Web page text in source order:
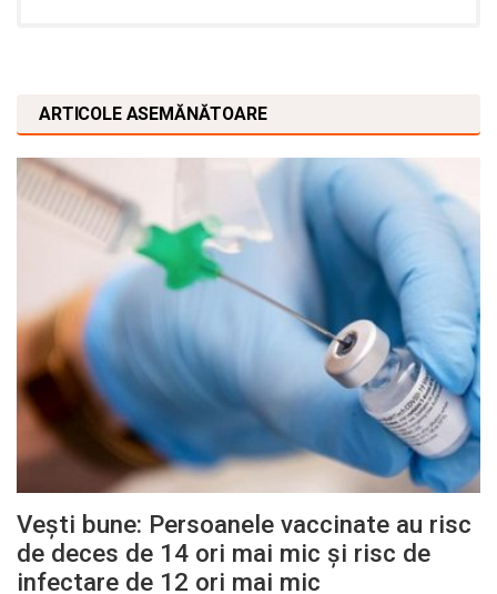
ARTICOLE ASEMĂNĂTOARE
Vești bune: Persoanele vaccinate au risc
de deces de 14 ori mai mic și risc de
infectare de 12 ori mai mic